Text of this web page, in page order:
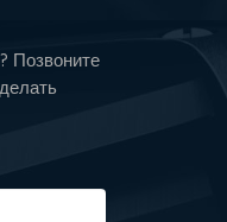
Позвоните